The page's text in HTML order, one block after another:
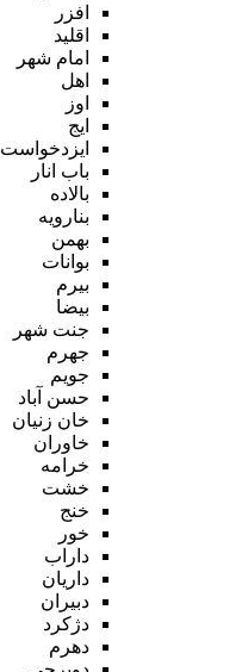
افزر
اقلید
امام شهر
اهل
اوز
ایج
ایزدخواست
باب انار
بالاده
بنارویه
بهمن
بوانات
بیرم
بیضا
جنت شهر
جهرم
جویم
حسن آباد
خان زنیان
خاوران
خرامه
خشت
خنج
خور
داراب
داریان
دبیران
دژکرد
دهرم